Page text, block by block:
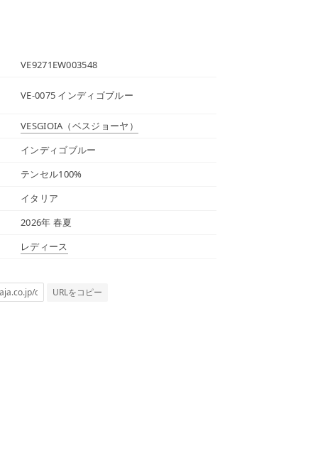
VE9271EW003548
VE-0075 インディゴブルー
VESGIOIA （ベスジョーヤ）
インディゴブルー
テンセル100%
イタリア
2026年 春夏
レディース
URLをコピー